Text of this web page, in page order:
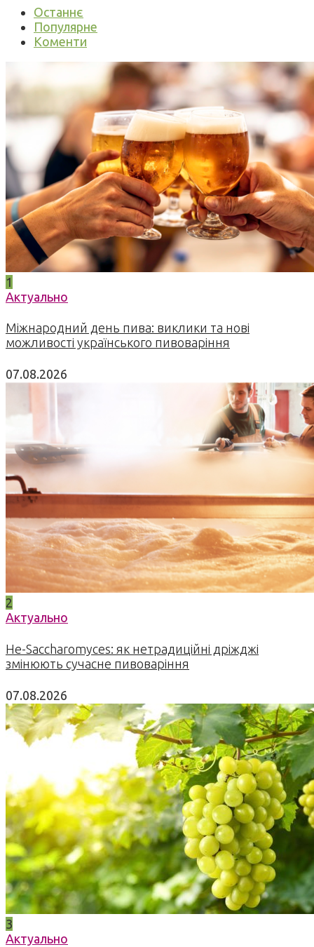
Останнє
Популярне
Коменти
1
Актуально
Міжнародний день пива: виклики та нові
можливості українського пивоваріння
07.08.2026
2
Актуально
Не-Saccharomyces: як нетрадиційні дріжджі
змінюють сучасне пивоваріння
07.08.2026
3
Актуально